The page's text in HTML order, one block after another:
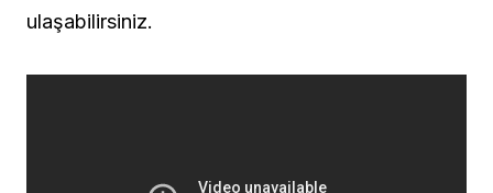
ulaşabilirsiniz.